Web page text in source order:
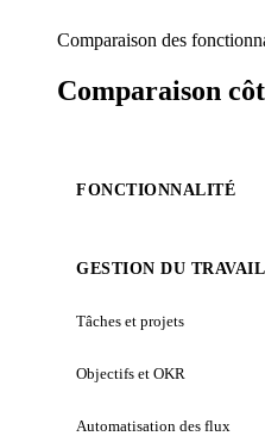
Comparaison des
Comparaison
FONCTIONNALITÉ
GESTION DU TRAVAIL
Tâches et projets
Objectifs et OKR
Automatisation des flux